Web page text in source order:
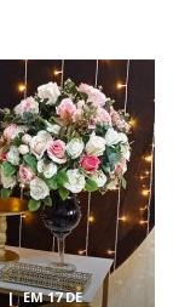
| EM 17 DE